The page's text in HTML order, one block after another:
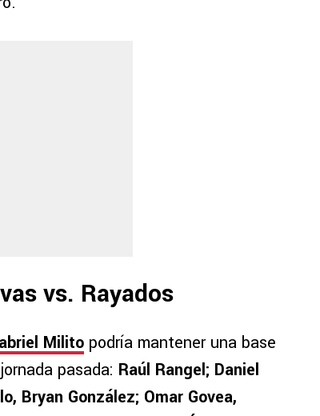
vs. Rayados
Milito podría mantener una base
pasada: Raúl Rangel; Daniel
Bryan González; Omar Govea,